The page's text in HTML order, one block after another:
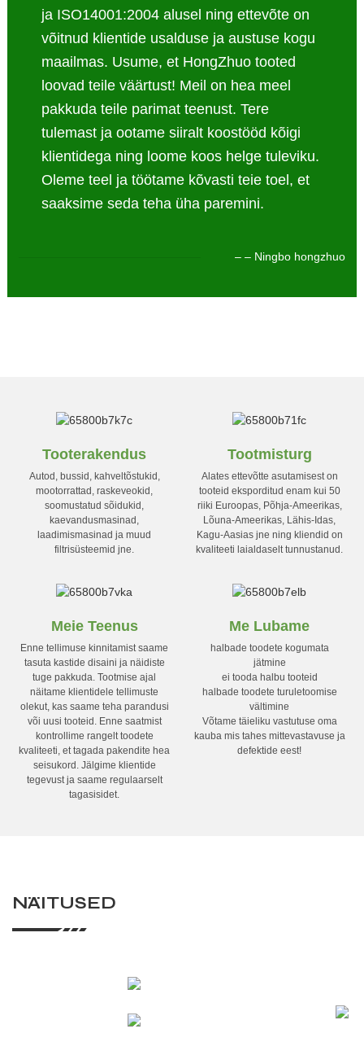
ja ISO14001:2004 alusel ning ettevõte on
võitnud klientide usalduse ja austuse kogu
maailmas. Usume, et HongZhuo tooted
loovad teile väärtust! Meil ​​on hea meel
pakkuda teile parimat teenust. Tere
tulemast ja ootame siiralt koostööd kõigi
klientidega ning loome koos helge tuleviku.
Oleme teel ja töötame kõvasti teie toel, et
saaksime seda teha üha paremini.
– – Ningbo hongzhuo
Tooterakendus
Autod, bussid, kahveltõstukid,
mootorrattad, raskeveokid,
soomustatud sõidukid,
kaevandusmasinad,
laadimismasinad ja muud
filtrisüsteemid jne.
Tootmisturg
Alates ettevõtte asutamisest on
tooteid eksporditud enam kui 50
riiki Euroopas, Põhja-Ameerikas,
Lõuna-Ameerikas, Lähis-Idas,
Kagu-Aasias jne ning kliendid on
kvaliteeti laialdaselt tunnustanud.
Meie Teenus
Enne tellimuse kinnitamist saame
tasuta kastide disaini ja näidiste
tuge pakkuda. Tootmise ajal
näitame klientidele tellimuste
olekut, kas saame teha parandusi
või uusi tooteid. Enne saatmist
kontrollime rangelt toodete
kvaliteeti, et tagada pakendite hea
seisukord. Jälgime klientide
tegevust ja saame regulaarselt
tagasisidet.
Me Lubame
halbade toodete kogumata
jätmine
ei tooda halbu tooteid
halbade toodete turuletoomise
vältimine
Võtame täieliku vastutuse oma
kauba mis tahes mittevastavuse ja
defektide eest!
NÄITUSED